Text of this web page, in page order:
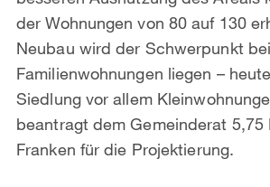
der Wohnungen von 80 auf 130
Neubau wird der Schwerpunkt bei
Familienwohnungen liegen –
Siedlung vor allem
beantragt dem Gemeinderat 5,75
Franken für die Projektierung.